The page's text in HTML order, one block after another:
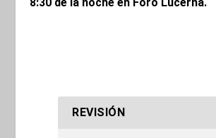
REVISIÓN